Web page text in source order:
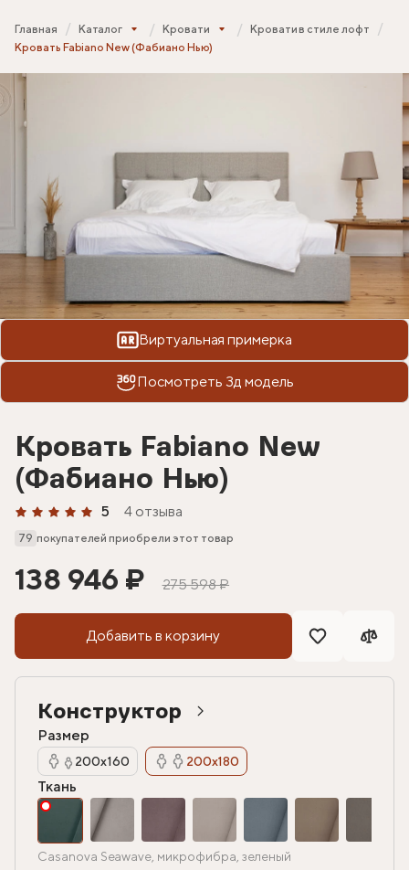
Главная Каталог Кровати
Кровати в стиле лофт
Кровать Fabiano New (Фабиано Нью)
Виртуальная примерка
Посмотреть 3д модель
Кровать Fabiano New
(Фабиано Нью)
5 4 отзыва
79 покупателей приобрели этот товар
138 946 ₽ 275 598 ₽
Добавить в корзину
Конструктор
Размер
200х160 200х180
Ткань
Casanova Seawave, микрофибра, зеленый